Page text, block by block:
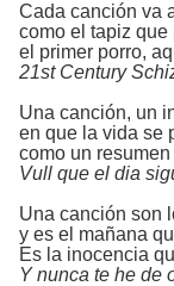
Cada canción va
como el tapiz que
el primer porro,
21st Century
Una canción, un
en que la vida se
como un
Vull que el dia
Una canción son
y es el mañana
Es la inocencia
Y nunca te he de